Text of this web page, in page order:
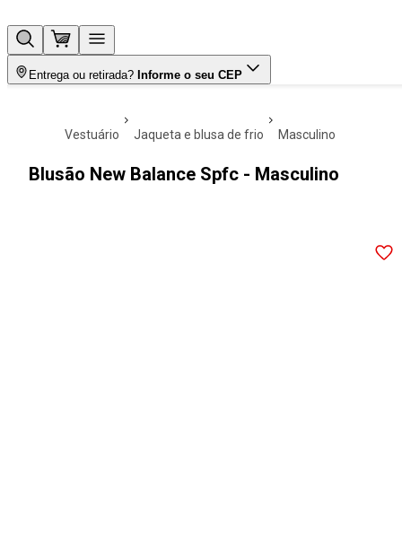
Entrega ou retirada? Informe o seu CEP
vestuário jaqueta e blusa de frio masculino
Blusão New Balance Spfc - Masculino